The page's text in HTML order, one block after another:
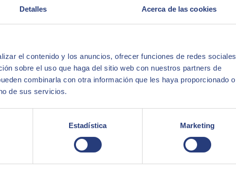
Detalles Acerca de las cookies
el contenido y los anuncios, ofrecer funciones de redes sociales
sobre el uso que haga del sitio web con nuestros partners de
combinarla con otra información que les haya proporcionado o
de sus servicios.
Estadística Marketing